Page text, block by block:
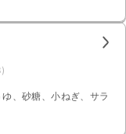
)
、砂糖、小ねぎ、サラ